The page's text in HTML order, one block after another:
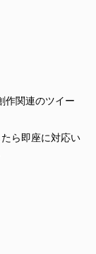
作関連のツイー
ら即座に対応い